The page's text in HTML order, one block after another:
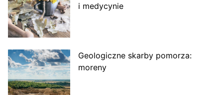
i medycynie
Geologiczne skarby pomorza:
moreny